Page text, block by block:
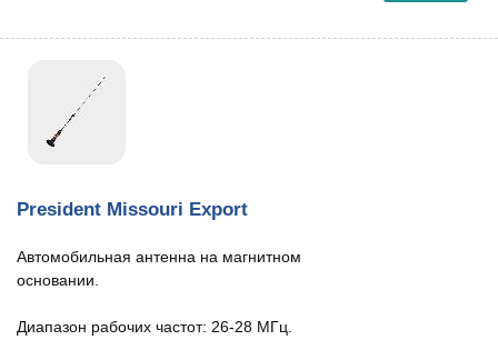
President Missouri Export
Автомобильная антенна на магнитном
основании.
Диапазон рабочих частот: 26-28 МГц.